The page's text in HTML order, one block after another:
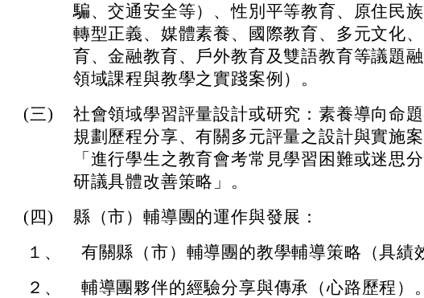
騙、交通安全等）、性別平等教育、原住民族
轉型正義、媒體素養、國際教育、多元文化
育、金融教育、戶外教育及雙語教育等議題
領域課程與教學之實踐案例）。
(三)
社會領域學習評量設計或研究：素養導向命
規劃歷程分享、有關多元評量之設計與實施
「進行學生之教育會考常見學習困難或迷思
研議具體改善策略」。
(四)
縣（市）輔導團的運作與發展：
１、
有關縣（市）輔導團的教學輔導策略（具績
２、
輔導團夥伴的經驗分享與傳承（心路歷程）。